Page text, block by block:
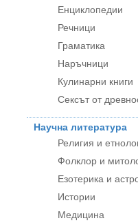
Енциклопедии
Речници
Граматика
Наръчници
Кулинарни книги
Сексът от
Научна литература
Религия и
Фолклор и
Езотерика и
Истории
Медицина